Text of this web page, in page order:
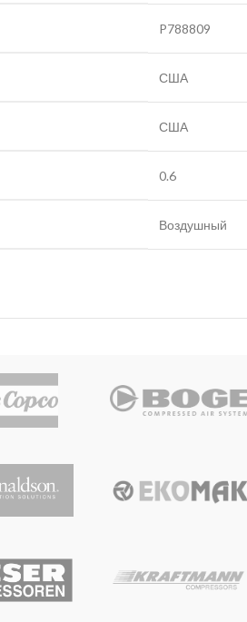
P788809
США
США
0.6
Воздушный